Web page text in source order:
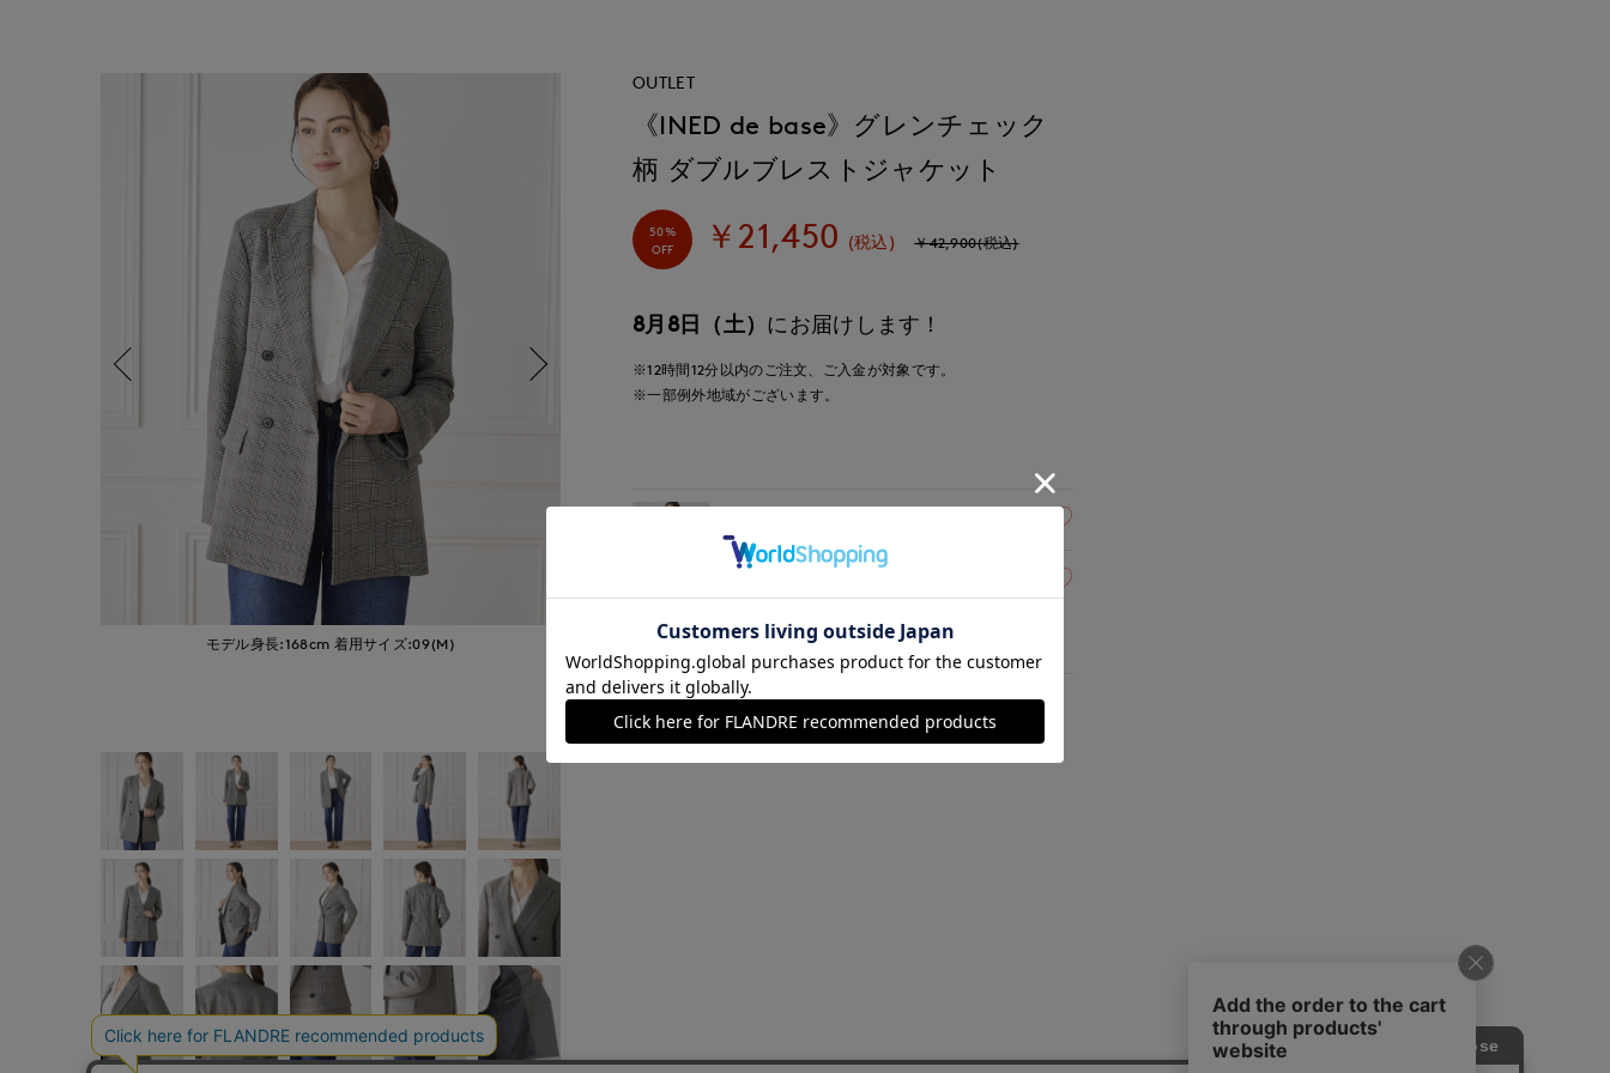
モデル身長:168cm 着用サイズ:09(M)
OUTLET
《INED de base》グレンチェック
柄 ダブルブレストジャケット
50%
OFF
￥21,450 (税込) ￥42,900(税込)
8月8日（土） にお届けします！
※12時間12分以内のご注文、ご入金が対象です。
※一部例外地域がございます。